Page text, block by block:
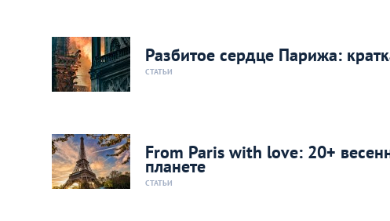
Разбитое сердце Парижа:
СТАТЬИ
From Paris with love: 20+
планете
СТАТЬИ